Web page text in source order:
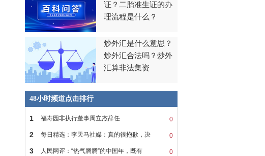
证？二胎准生证的办
理流程是什么？
炒外汇是什么意思？
炒外汇合法吗？炒外
汇算非法集资
48小时频道点击排行
0
1 福寿园非执行董事周立杰辞任
0
2 每日精选：李天马社媒：真的很抱歉，决
0
3 人民网评：“热气腾腾”的中国年，既有